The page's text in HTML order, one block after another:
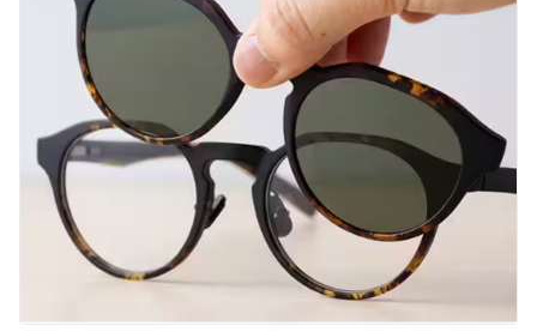
アフターサービス
会社情報
会社概要
パリミキについて